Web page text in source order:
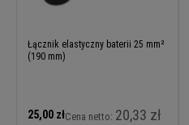
Łącznik elastyczny baterii 25 mm²
(190 mm)
25,00 złCena netto: 20,33 zł